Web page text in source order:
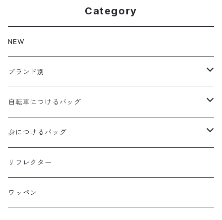
Category
NEW
ブランド別
aldr works
B3
Baby Legs Bags
Bike Friday
自転車につけるバッグ
WALD 用バッグ
ハンドルバーバッグ
トップチューブバッグ
身につけるバッグ
ヒップバッグ
トートバッグ
リフレクター
ワッペン